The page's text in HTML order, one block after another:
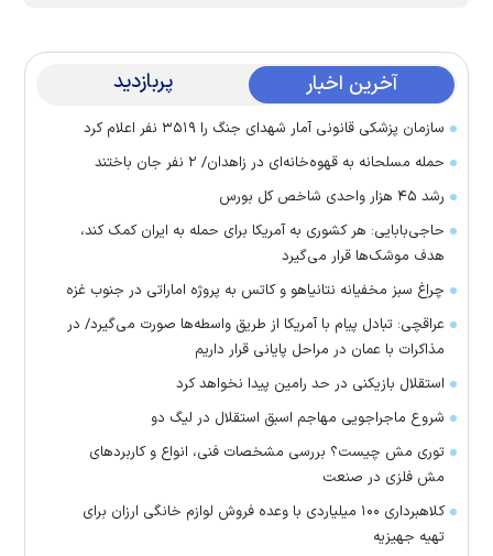
آخرین اخبار پربازدید
سازمان پزشکی قانونی آمار شهدای جنگ را ۳۵۱۹ نفر اعلام کرد
حمله مسلحانه به قهوه‌خانه‌ای در زاهدان/ ۲ نفر جان باختند
رشد ۴۵ هزار واحدی شاخص کل بورس
حاجی‌بابایی: هر کشوری به آمریکا برای حمله به ایران کمک کند،
هدف موشک‌ها قرار می‌گیرد
چراغ سبز مخفیانه نتانیاهو و کاتس به پروژه اماراتی در جنوب غزه
عراقچی: تبادل پیام با آمریکا از طریق واسطه‌ها صورت می‌گیرد/ در
مذاکرات با عمان در مراحل پایانی قرار داریم
استقلال بازیکنی در حد رامین پیدا نخواهد کرد
شروع ماجراجویی مهاجم اسبق استقلال در لیگ دو
توری مش چیست؟ بررسی مشخصات فنی، انواع و کاربردهای
مش فلزی در صنعت
کلاهبرداری ۱۰۰ میلیاردی با وعده فروش لوازم خانگی ارزان برای
تهیه جهیزیه